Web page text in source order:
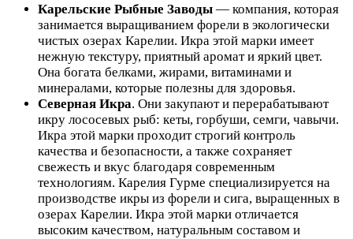
Карельские Рыбные Заводы — компания, которая
занимается выращиванием форели в экологически
чистых озерах Карелии. Икра этой марки имеет
нежную текстуру, приятный аромат и яркий цвет.
Она богата белками, жирами, витаминами и
минералами, которые полезны для здоровья.
Северная Икра. Они закупают и перерабатывают
икру лососевых рыб: кеты, горбуши, семги, чавычи.
Икра этой марки проходит строгий контроль
качества и безопасности, а также сохраняет
свежесть и вкус благодаря современным
технологиям. Карелия Гурме специализируется на
производстве икры из форели и сига, выращенных в
озерах Карелии. Икра этой марки отличается
высоким качеством, натуральным составом и